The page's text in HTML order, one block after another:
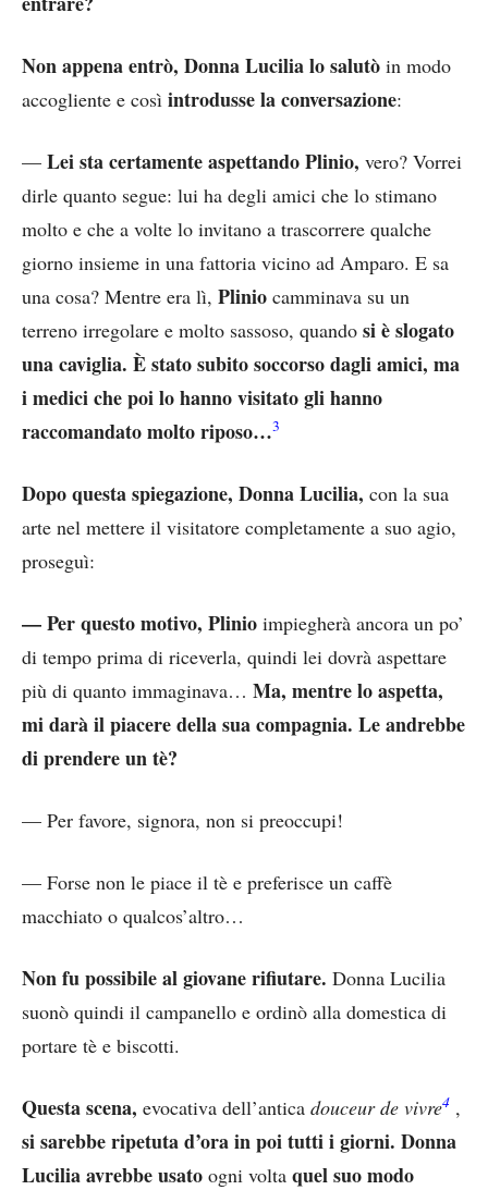
Non appena entrò, Donna Lucilia lo salutò in modo
accogliente e così introdusse la conversazione:
— Lei sta certamente aspettando Plinio, vero? Vorrei
dirle quanto segue: lui ha degli amici che lo stimano
molto e che a volte lo invitano a trascorrere qualche
giorno insieme in una fattoria vicino ad Amparo. E sa
una cosa? Mentre era lì, Plinio camminava su un
terreno irregolare e molto sassoso, quando si è slogato
una caviglia. È stato subito soccorso dagli amici, ma
i medici che poi lo hanno visitato gli hanno
raccomandato molto riposo…3
Dopo questa spiegazione, Donna Lucilia, con la sua
arte nel mettere il visitatore completamente a suo agio,
proseguì:
— Per questo motivo, Plinio impiegherà ancora un po’
di tempo prima di riceverla, quindi lei dovrà aspettare
più di quanto immaginava… Ma, mentre lo aspetta,
mi darà il piacere della sua compagnia. Le andrebbe
di prendere un tè?
— Per favore, signora, non si preoccupi!
— Forse non le piace il tè e preferisce un caffè
macchiato o qualcos’altro…
Non fu possibile al giovane rifiutare. Donna Lucilia
suonò quindi il campanello e ordinò alla domestica di
portare tè e biscotti.
Questa scena, evocativa dell’antica douceur de vivre4 ,
si sarebbe ripetuta d’ora in poi tutti i giorni. Donna
Lucilia avrebbe usato ogni volta quel suo modo